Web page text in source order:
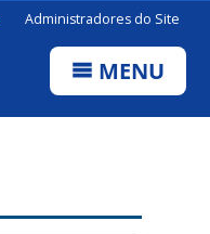
Administradores do Site
MENU